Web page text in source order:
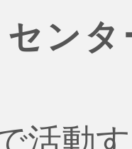
セン
活動